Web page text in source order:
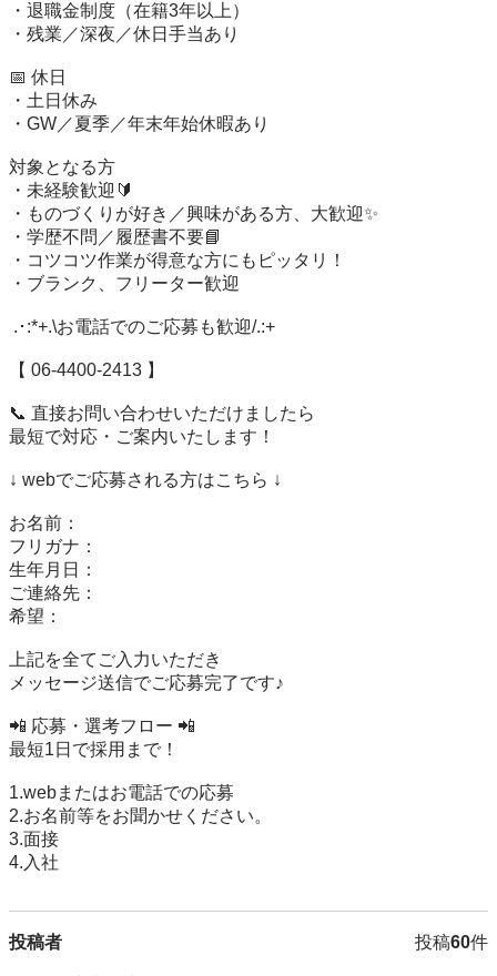
・退職金制度（在籍3年以上）
・残業／深夜／休日手当あり
📅 休日
・土日休み
・GW／夏季／年末年始休暇あり
対象となる方
・未経験歓迎🔰
・ものづくりが好き／興味がある方、大歓迎✨
・学歴不問／履歴書不要📘
・コツコツ作業が得意な方にもピッタリ！
・ブランク、フリーター歓迎
【 06-4400-2413 】
📞 直接お問い合わせいただけましたら
最短で対応・ご案内いたします！
↓ webでご応募される方はこちら ↓
お名前：
フリガナ：
生年月日：
ご連絡先：
希望：
上記を全てご入力いただき
メッセージ送信でご応募完了です♪
📲 応募・選考フロー 📲
最短1日で採用まで！
1.webまたはお電話での応募
2.お名前等をお聞かせください。
3.面接
4.入社
投稿者 投稿60件